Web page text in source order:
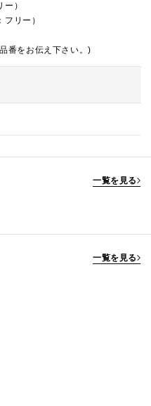
）
リー）
番をお伝え下さい。)
一覧を見る
一覧を見る